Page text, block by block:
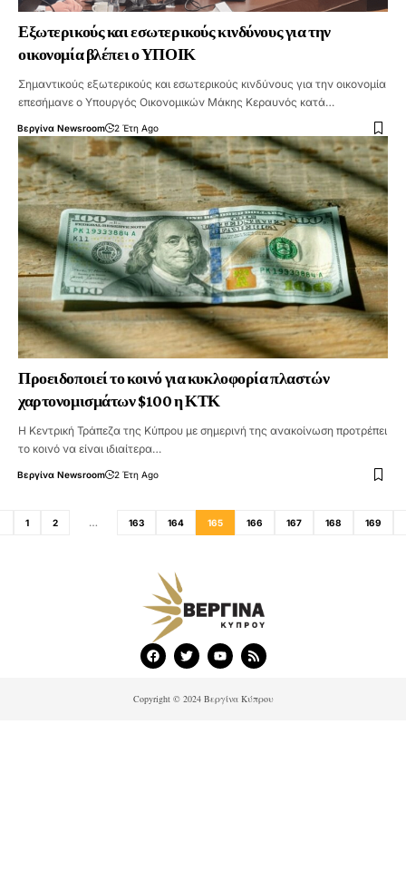
Εξωτερικούς και εσωτερικούς κινδύνους για την
οικονομία βλέπει ο ΥΠΟΙΚ
Σημαντικούς εξωτερικούς και εσωτερικούς κινδύνους για την οικονομία
επεσήμανε ο Υπουργός Οικονομικών Μάκης Κεραυνός κατά…
Βεργίνα Newsroom 2 Έτη Ago
Προειδοποιεί το κοινό για κυκλοφορία πλαστών
χαρτονομισμάτων $100 η ΚΤΚ
Η Κεντρική Τράπεζα της Κύπρου με σημερινή της ανακοίνωση προτρέπει
το κοινό να είναι ιδιαίτερα…
Βεργίνα Newsroom 2 Έτη Ago
1 2 … 163 164 165 166 167 168 169
Copyright © 2024 Βεργίνα Κύπρου